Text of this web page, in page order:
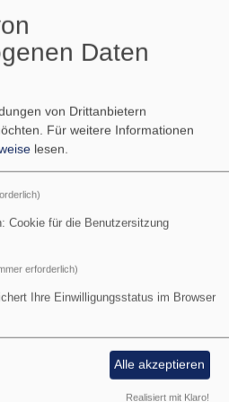
Evang.
wünschen
und
2018!
will dem
von der
Daten
von Drittanbietern
Für weitere Informationen
lesen.
Cookie für die Benutzersitzung
erforderlich)
Ihre Einwilligungsstatus im Browser
Alle akzeptieren
Realisiert mit Klaro!